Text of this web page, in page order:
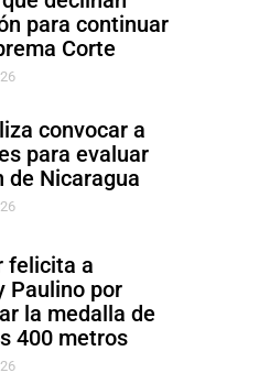
para continuar
Corte
convocar a
para evaluar
de Nicaragua
felicita a
Paulino por
la medalla de
400 metros